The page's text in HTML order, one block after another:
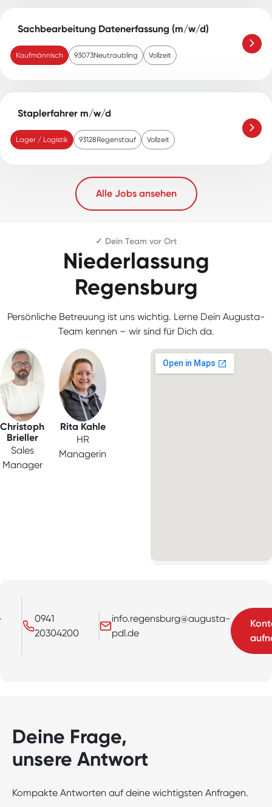
Sachbearbeitung Datenerfassung (m/w/d)
Kaufmännisch 93073Neutraubling Vollzeit
Staplerfahrer m/w/d
Lager / Logistik 93128Regenstauf Vollzeit
Alle Jobs ansehen
✓ Dein Team vor Ort
Niederlassung
Regensburg
Persönliche Betreuung ist uns wichtig. Lerne Dein Augusta-
Team kennen – wir sind für Dich da.
Christoph
Brieller
Sales
Manager
Rita Kahle
HR
Managerin
0941
20304200
info.regensburg@augusta-
pdl.de
Deine Frage,
unsere Antwort
Kompakte Antworten auf deine wichtigsten Anfragen.